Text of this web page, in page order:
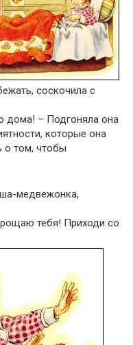
соскочила с
дома! – Подгоняла она
которые она
о том, чтобы
медвежонка,
тебя! Приходи со